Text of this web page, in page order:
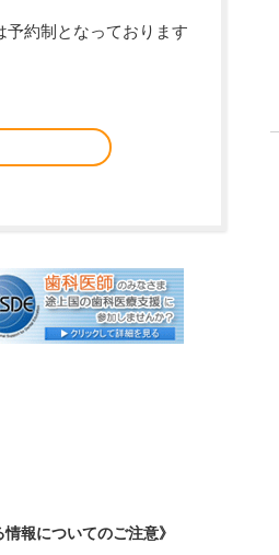
予約制となっております
情報についてのご注意》